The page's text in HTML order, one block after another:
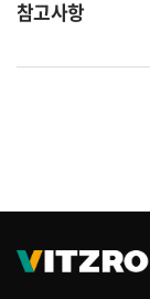
참고사항